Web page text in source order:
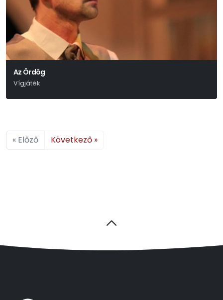
Az Ördög
Vígjáték
« Előző Következő »